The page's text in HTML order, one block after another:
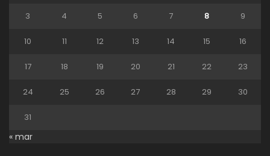
3 4 5 6 7 8 9
10 11 12 13 14 15 16
17 18 19 20 21 22 23
24 25 26 27 28 29 30
31
« mar